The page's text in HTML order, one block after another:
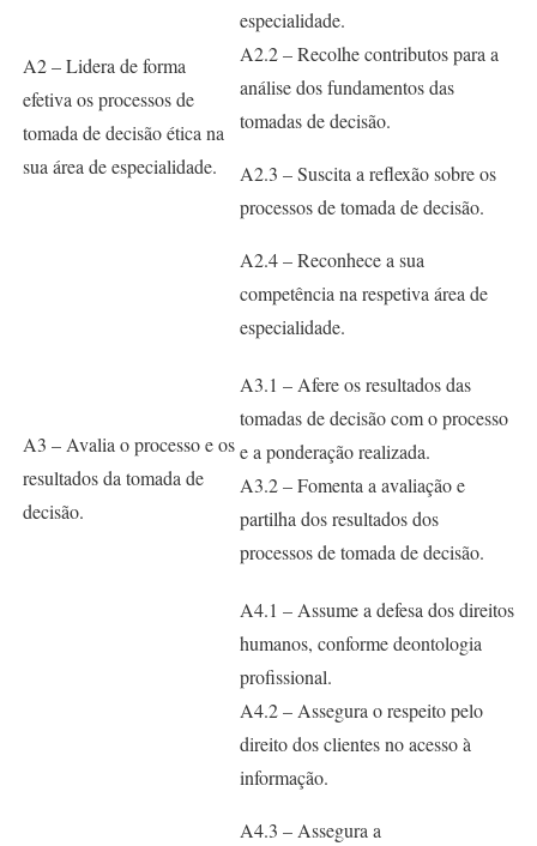
A2 – Lidera de forma
efetiva os processos de
tomada de decisão ética na
sua área de especialidade.
especialidade.
A2.2 – Recolhe contributos para a
análise dos fundamentos das
tomadas de decisão.
A2.3 – Suscita a reflexão sobre os
processos de tomada de decisão.
A2.4 – Reconhece a sua
competência na respetiva área de
especialidade.
A3 – Avalia o processo e os
resultados da tomada de
decisão.
A3.1 – Afere os resultados das
tomadas de decisão com o processo
e a ponderação realizada.
A3.2 – Fomenta a avaliação e
partilha dos resultados dos
processos de tomada de decisão.
A4.1 – Assume a defesa dos direitos
humanos, conforme deontologia
profissional.
A4.2 – Assegura o respeito pelo
direito dos clientes no acesso à
informação.
A4.3 – Assegura a